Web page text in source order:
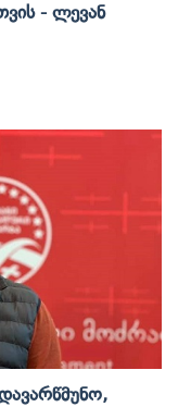
- Ლევან